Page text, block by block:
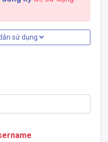
sử dụng